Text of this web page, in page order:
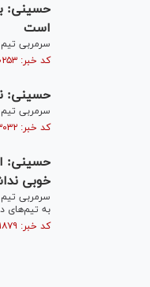
حسینی:
است
سرمربی تیم
کد خبر: ۴۵۹۰۲۵۳ تاریخ انتشار : ۱۴۰۱/۱۰/۲۰
حسینی:
سرمربی تیم
کد خبر: ۴۵۸۳۰۳۲ تاریخ انتشار : ۱۴۰۱/۱۰/۱۵
حسینی:
خوبی
سرمربی
به تیم‌های
کد خبر: ۴۵۸۱۸۷۹ تاریخ انتشار : ۱۴۰۱/۱۰/۱۴